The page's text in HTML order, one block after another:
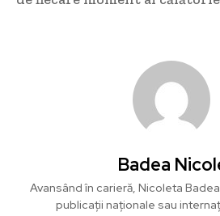
Badea
Avansând în carieră, Nicoleta
publicații naționale sau